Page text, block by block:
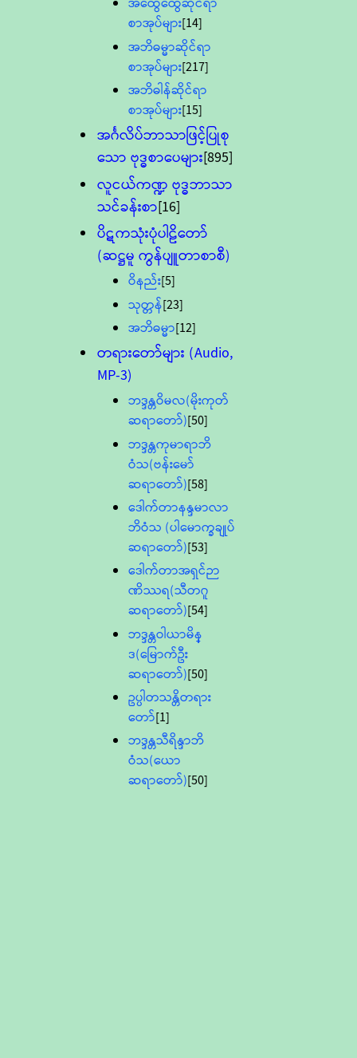
စာအုပ်များ[14]
အဘိဓမ္မာဆိုင်ရာ
စာအုပ်များ[217]
အဘိဓါန်ဆိုင်ရာ
စာအုပ်များ[15]
အင်္ဂလိပ်ဘာသာဖြင့်ပြုစု
သော ဗုဒ္ဓစာပေများ[895]
လူငယ်ကဏ္ဍ ဗုဒ္ဓဘာသာ
သင်ခန်းစာ[16]
ပိဋကသုံးပုံပါဠိတော်
(ဆဋ္ဌမူ ကွန်ပျူတာစာစီ)
ဝိနည်း[5]
သုတ္တန်[23]
အဘိဓမ္မာ[12]
တရားတော်များ (Audio,
MP-3)
ဘဒ္ဒန္တဝိမလ(မိုးကုတ်
ဆရာတော်)[50]
ဘဒ္ဒန္တကုမာရာဘိ
ဝံသ(ဗန်းမော်
ဆရာတော်)[58]
ဒေါက်တာနန္ဒမာလာ
ဘိဝံသ (ပါမောက္ခချုပ်
ဆရာတော်)[53]
ဒေါက်တာအရှင်ဉာ
ဏိဿရ(သီတဂူ
ဆရာတော်)[54]
ဘဒ္ဒန္တဝါယာမိန္
ဒ(မြောက်ဦး
ဆရာတော်)[50]
ဥပ္ပါတသန္တိတရား
တော်[1]
ဘဒ္ဒန္တသီရိန္ဒာဘိ
ဝံသ(ယော
ဆရာတော်)[50]